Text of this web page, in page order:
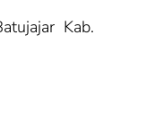
Kab.